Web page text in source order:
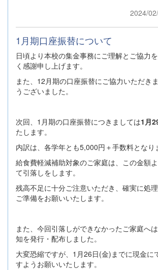
2024/
1月期口座振替について
日頃より本校の集金事務にご理解とご協力
く感謝申し上げます。
また、12月期の口座振替にご協力いただき
うございました。
次回、1月期の口座振替につきましては1月
たします。
内訳は、各学年とも5,000円＋手数料となり
給食費軽減補助対象のご家庭は、この金額
て引落しをします。
残高不足に十分ご注意いただき、確実に処
ご準備をお願いいたします。
また、今回引落しができなかったご家庭へ
知を発行・配布しました。
大変恐縮ですが、1月26日(金)までに現金に
すようお願いいたします。